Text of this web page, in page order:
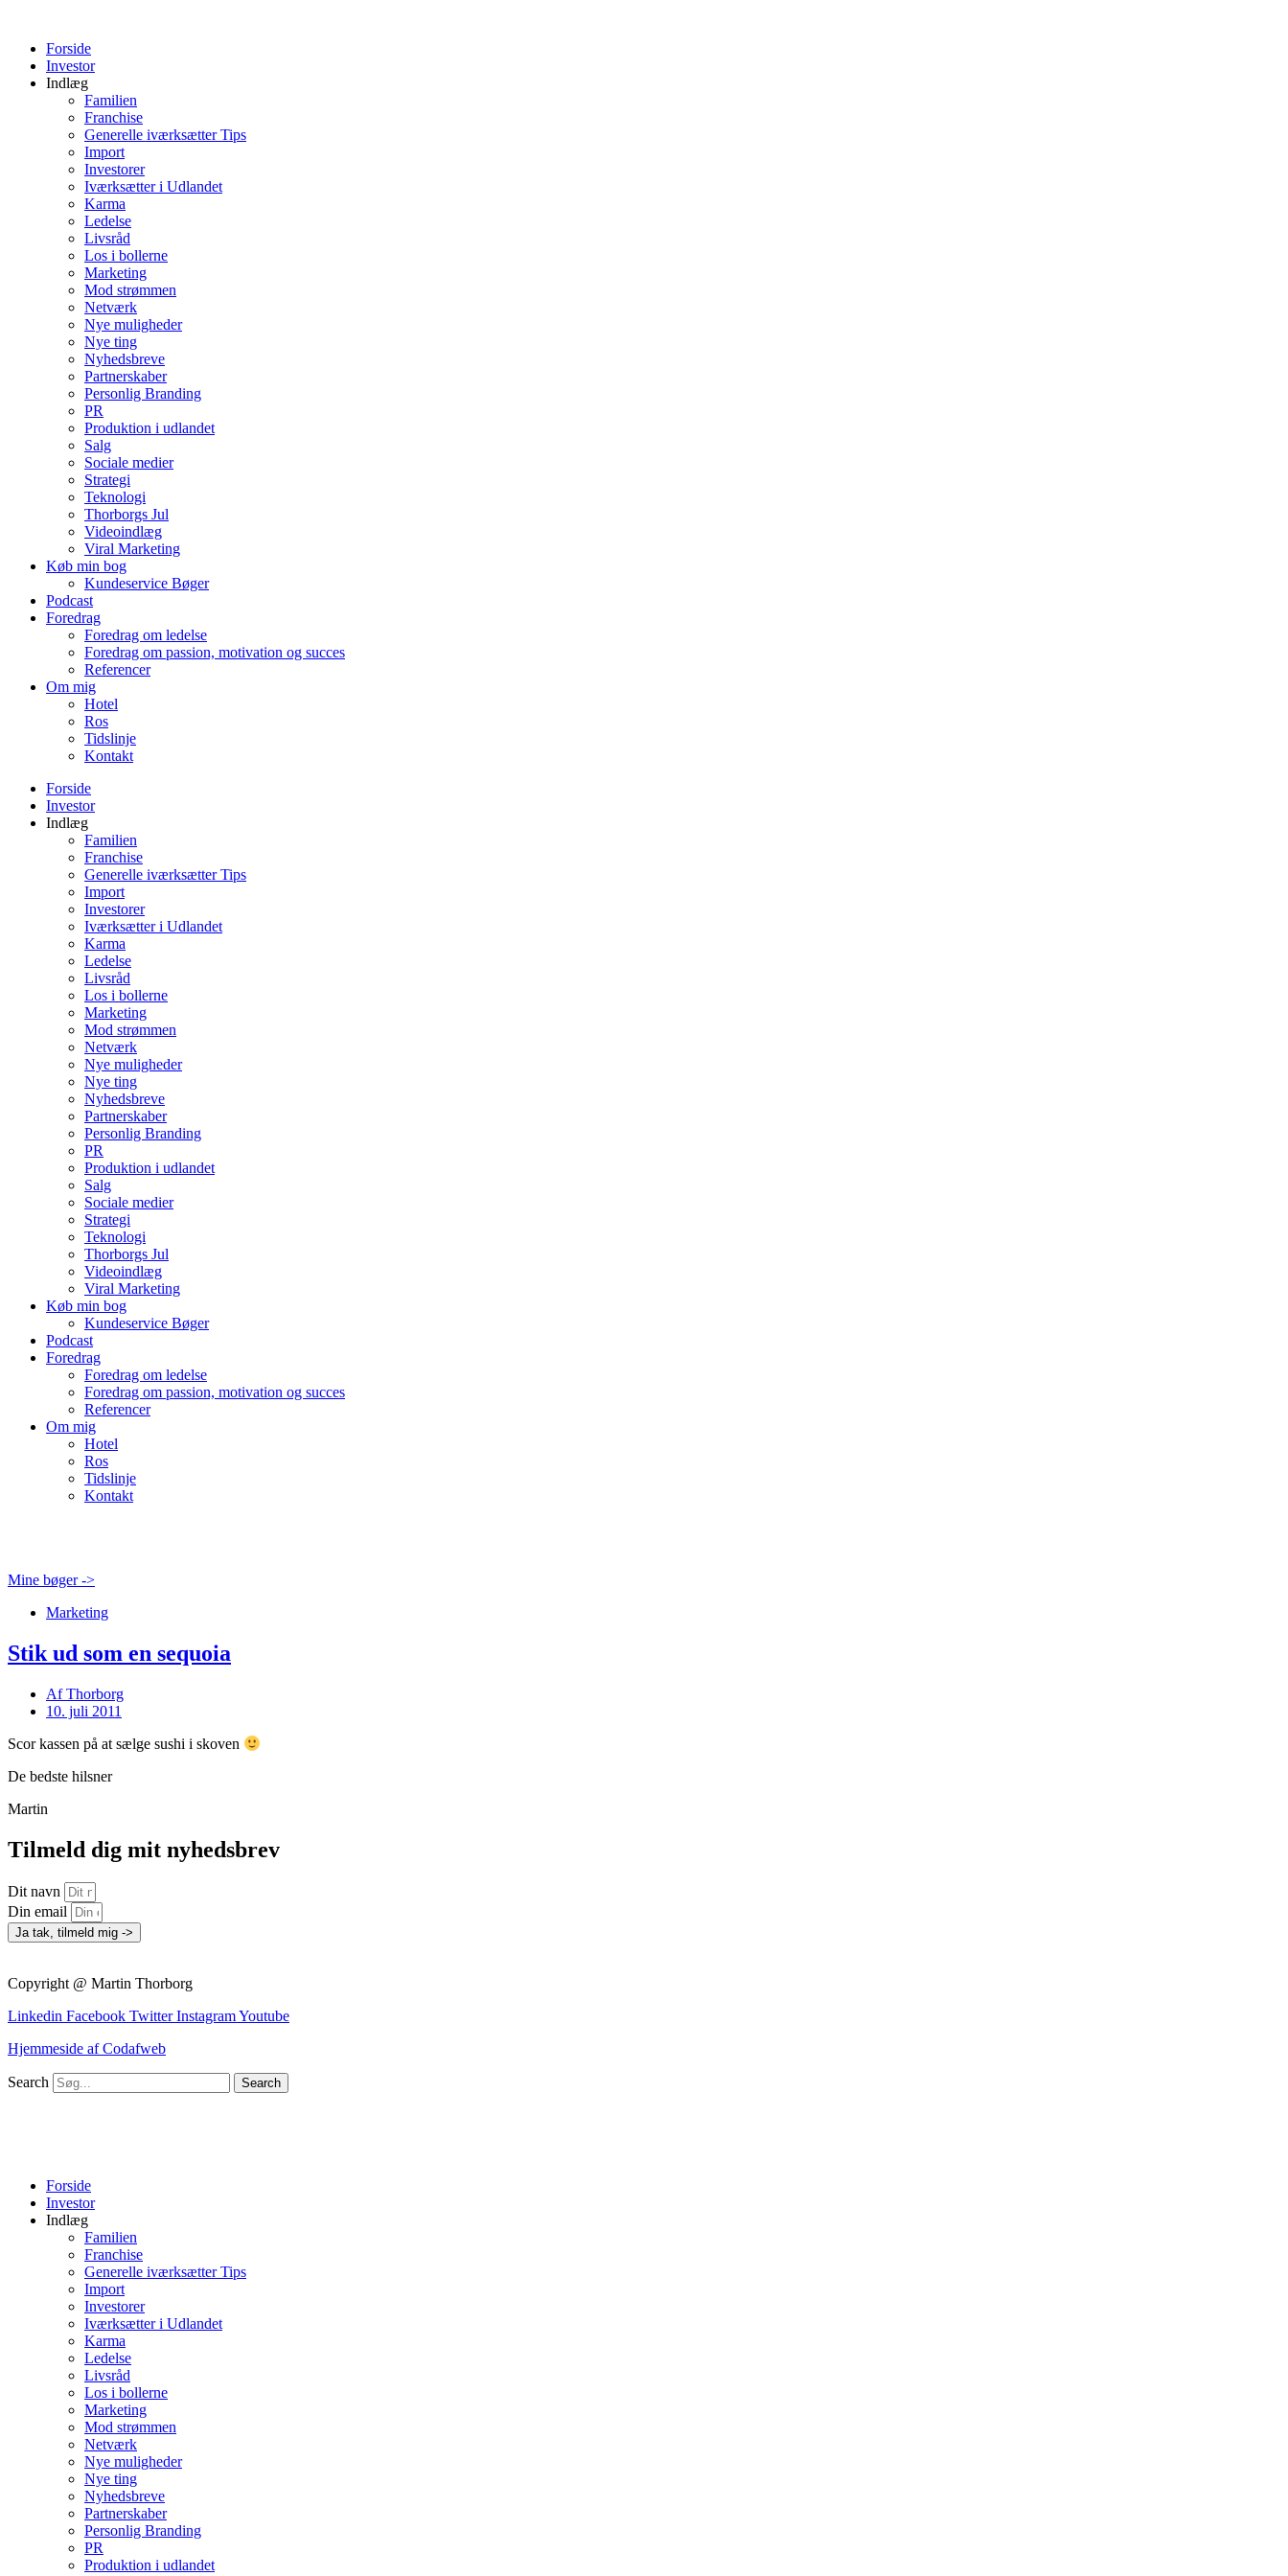
indholdForside
Investor
Indlæg
Familien
Franchise
Generelle iværksætter Tips
Import
Investorer
Iværksætter i Udlandet
Karma
Ledelse
Livsråd
Los i bollerne
Marketing
Mod strømmen
Netværk
Nye muligheder
Nye ting
Nyhedsbreve
Partnerskaber
Personlig Branding
PR
Produktion i udlandet
Salg
Sociale medier
Strategi
Teknologi
Thorborgs Jul
Videoindlæg
Viral Marketing
Køb min bog
Kundeservice Bøger
Podcast
Foredrag
Foredrag om ledelse
Foredrag om passion, motivation og succes
Referencer
Om mig
Hotel
Ros
Tidslinje
Kontakt
Forside
Investor
Indlæg
Familien
Franchise
Generelle iværksætter Tips
Import
Investorer
Iværksætter i Udlandet
Karma
Ledelse
Livsråd
Los i bollerne
Marketing
Mod strømmen
Netværk
Nye muligheder
Nye ting
Nyhedsbreve
Partnerskaber
Personlig Branding
PR
Produktion i udlandet
Salg
Sociale medier
Strategi
Teknologi
Thorborgs Jul
Videoindlæg
Viral Marketing
Køb min bog
Kundeservice Bøger
Podcast
Foredrag
Foredrag om ledelse
Foredrag om passion, motivation og succes
Referencer
Om mig
Hotel
Ros
Tidslinje
Kontakt
Mine bøger ->
Marketing
Stik ud som en sequoia
AfThorborg
10. juli 2011
Scor kassen på at sælge sushi i skoven
De bedste hilsner
Martin
Tilmeld dig mit nyhedsbrev
Dit navn
Din email
Ja tak, tilmeld mig ->
Copyright @ Martin Thorborg
Linkedin Facebook Twitter InstagramYoutube
Hjemmeside af Codafweb
Search Search
Forside
Investor
Indlæg
Familien
Franchise
Generelle iværksætter Tips
Import
Investorer
Iværksætter i Udlandet
Karma
Ledelse
Livsråd
Los i bollerne
Marketing
Mod strømmen
Netværk
Nye muligheder
Nye ting
Nyhedsbreve
Partnerskaber
Personlig Branding
PR
Produktion i udlandet